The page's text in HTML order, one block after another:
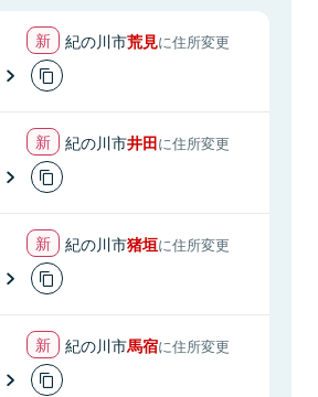
紀の川市荒見に住所変更
紀の川市井田に住所変更
紀の川市猪垣に住所変更
紀の川市馬宿に住所変更